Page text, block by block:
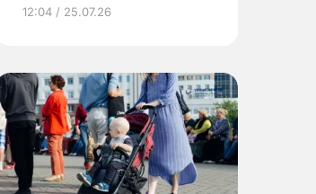
12:04 / 25.07.26